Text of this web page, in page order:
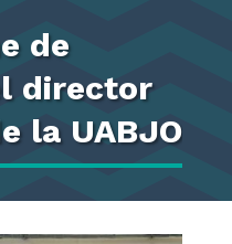
de
director
la UABJO